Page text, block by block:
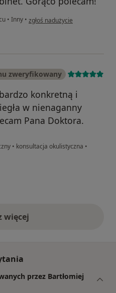
• Inny • w opinii użytkownika Joanna
zgłoś nadużycie
zweryfikowany
konkretną i
w nienaganny
Pana Doktora.
• konsultacja okulistyczna •
więcej
opinie powyżej
przez Bartłomiej